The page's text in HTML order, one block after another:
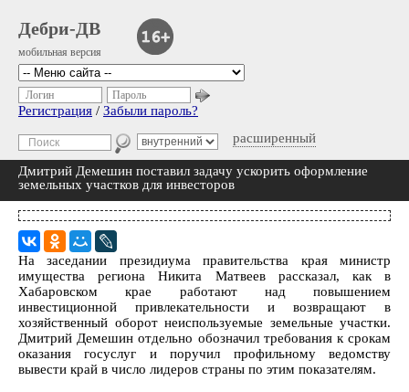
Дебри-ДВ
мобильная версия
расширенный
Логин Пароль
Регистрация / Забыли пароль?
Дмитрий Демешин поставил задачу ускорить оформление
земельных участков для инвесторов
На заседании президиума правительства края министр
имущества региона Никита Матвеев рассказал, как в
Хабаровском крае работают над повышением
инвестиционной привлекательности и возвращают в
хозяйственный оборот неиспользуемые земельные участки.
Дмитрий Демешин отдельно обозначил требования к срокам
оказания госуслуг и поручил профильному ведомству
вывести край в число лидеров страны по этим показателям.